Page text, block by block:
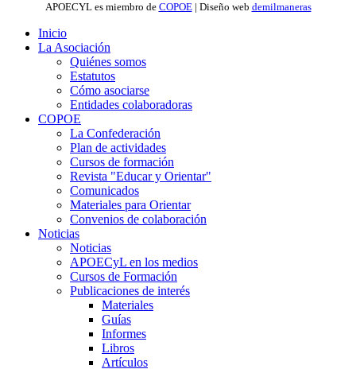
APOECYL es miembro de COPOE| Diseño web demilmaneras
Inicio
La Asociación
Quiénes somos
Estatutos
Cómo asociarse
Entidades colaboradoras
COPOE
La Confederación
Plan de actividades
Cursos de formación
Revista "Educar y Orientar"
Comunicados
Materiales para Orientar
Convenios de colaboración
Noticias
Noticias
APOECyL en los medios
Cursos de Formación
Publicaciones de interés
Materiales
Guías
Informes
Libros
Artículos